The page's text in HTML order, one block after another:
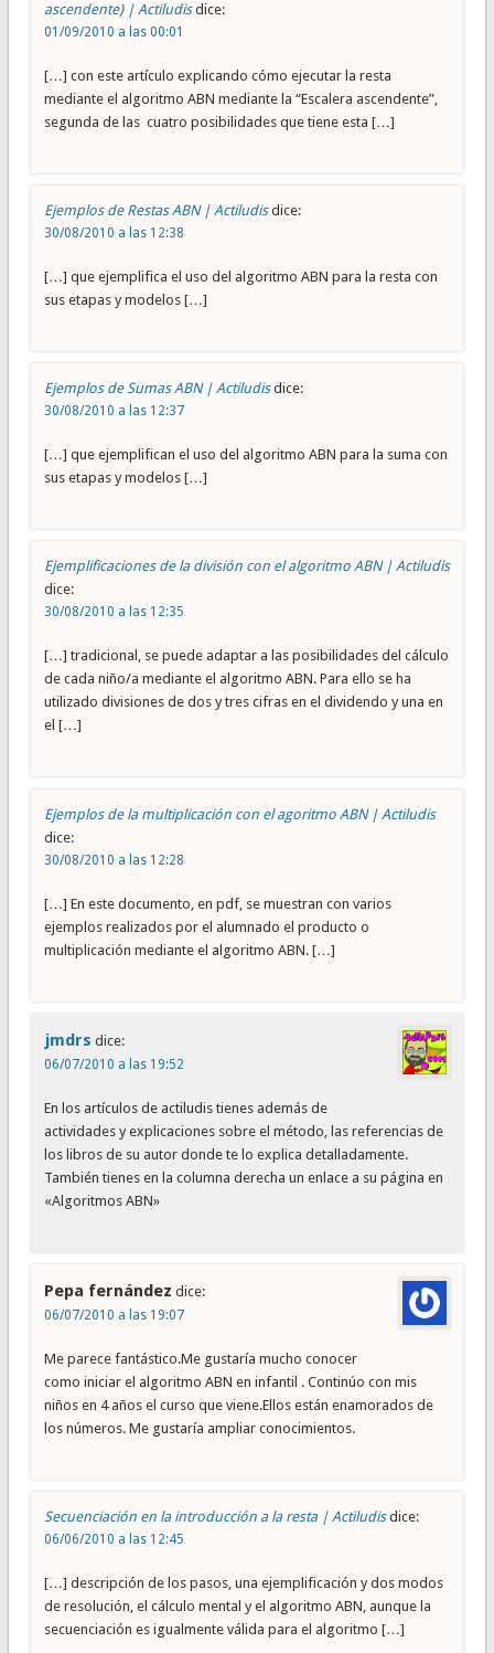
ascendente) | Actiludis dice:
01/09/2010 a las 00:01
[…] con este artículo explicando cómo ejecutar la resta
mediante el algoritmo ABN mediante la “Escalera ascendente”,
segunda de las cuatro posibilidades que tiene esta […]
Ejemplos de Restas ABN | Actiludis dice:
30/08/2010 a las 12:38
[…] que ejemplifica el uso del algoritmo ABN para la resta con
sus etapas y modelos […]
Ejemplos de Sumas ABN | Actiludis dice:
30/08/2010 a las 12:37
[…] que ejemplifican el uso del algoritmo ABN para la suma con
sus etapas y modelos […]
Ejemplificaciones de la división con el algoritmo ABN | Actiludis
dice:
30/08/2010 a las 12:35
[…] tradicional, se puede adaptar a las posibilidades del cálculo
de cada niño/a mediante el algoritmo ABN. Para ello se ha
utilizado divisiones de dos y tres cifras en el dividendo y una en
el […]
Ejemplos de la multiplicación con el agoritmo ABN | Actiludis
dice:
30/08/2010 a las 12:28
[…] En este documento, en pdf, se muestran con varios
ejemplos realizados por el alumnado el producto o
multiplicación mediante el algoritmo ABN. […]
jmdrs dice:
06/07/2010 a las 19:52
En los artículos de actiludis tienes además de
actividades y explicaciones sobre el método, las referencias de
los libros de su autor donde te lo explica detalladamente.
También tienes en la columna derecha un enlace a su página en
«Algoritmos ABN»
Pepa fernández dice:
06/07/2010 a las 19:07
Me parece fantástico.Me gustaría mucho conocer
como iniciar el algoritmo ABN en infantil . Continúo con mis
niños en 4 años el curso que viene.Ellos están enamorados de
los números. Me gustaría ampliar conocimientos.
Secuenciación en la introducción a la resta | Actiludis dice:
06/06/2010 a las 12:45
[…] descripción de los pasos, una ejemplificación y dos modos
de resolución, el cálculo mental y el algoritmo ABN, aunque la
secuenciación es igualmente válida para el algoritmo […]